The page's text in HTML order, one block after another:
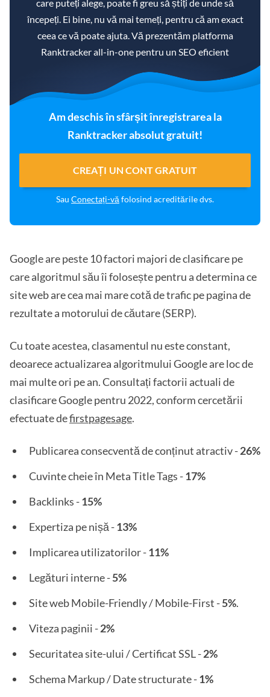
care puteți alege, poate fi greu să știți de unde să
începeți. Ei bine, nu vă mai temeți, pentru că am exact
ceea ce vă poate ajuta. Vă prezentăm platforma
Ranktracker all-in-one pentru un SEO eficient
Am deschis în sfârșit înregistrarea la
Ranktracker absolut gratuit!
CREAȚI UN CONT GRATUIT
Sau Conectați-vă folosind acreditările dvs.
Google are peste 10 factori majori de clasificare pe
care algoritmul său îi folosește pentru a determina ce
site web are cea mai mare cotă de trafic pe pagina de
rezultate a motorului de căutare (SERP).
Cu toate acestea, clasamentul nu este constant,
deoarece actualizarea algoritmului Google are loc de
mai multe ori pe an. Consultați factorii actuali de
clasificare Google pentru 2022, conform cercetării
efectuate defirstpagesage.
Publicarea consecventă de conținut atractiv -26%
Cuvinte cheie în Meta Title Tags -17%
Backlinks -15%
Expertiza pe nișă -13%
Implicarea utilizatorilor -11%
Legături interne -5%
Site web Mobile-Friendly / Mobile-First -5%.
Viteza paginii -2%
Securitatea site-ului / Certificat SSL -2%
Schema Markup / Date structurate -1%